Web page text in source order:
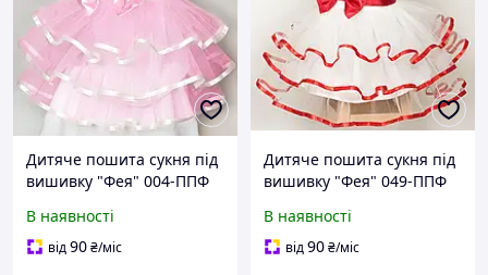
Дитяче пошита сукня під
вишивку "Фея" 004-ППФ
В наявності
від90₴/міс
Дитяче пошита сукня під
вишивку "Фея" 049-ППФ
В наявності
від90₴/міс